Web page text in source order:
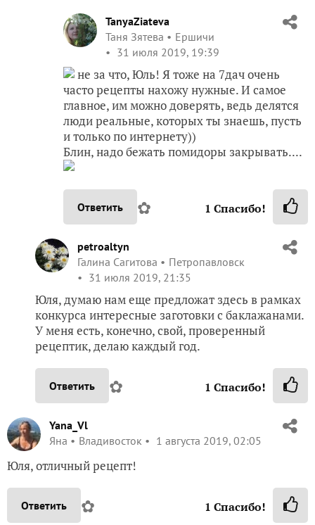
TanyaZiateva
Таня Зятева
Ершичи
31 июля 2019, 19:39
не за что, Юль! Я тоже на 7дач очень
часто рецепты нахожу нужные. И самое
главное, им можно доверять, ведь делятся
люди реальные, которых ты знаешь, пусть
и только по интернету))
Блин, надо бежать помидоры закрывать....
Ответить ✿ 1 Спасибо!
petroaltyn
Галина Сагитова
Петропавловск
31 июля 2019, 21:35
Юля, думаю нам еще предложат здесь в рамках
конкурса интересные заготовки с баклажанами.
У меня есть, конечно, свой, проверенный
рецептик, делаю каждый год.
Ответить ✿ 1 Спасибо!
Yana_Vl
Яна
Владивосток 1 августа 2019, 02:05
Юля, отличный рецепт!
Ответить ✿ 1 Спасибо!